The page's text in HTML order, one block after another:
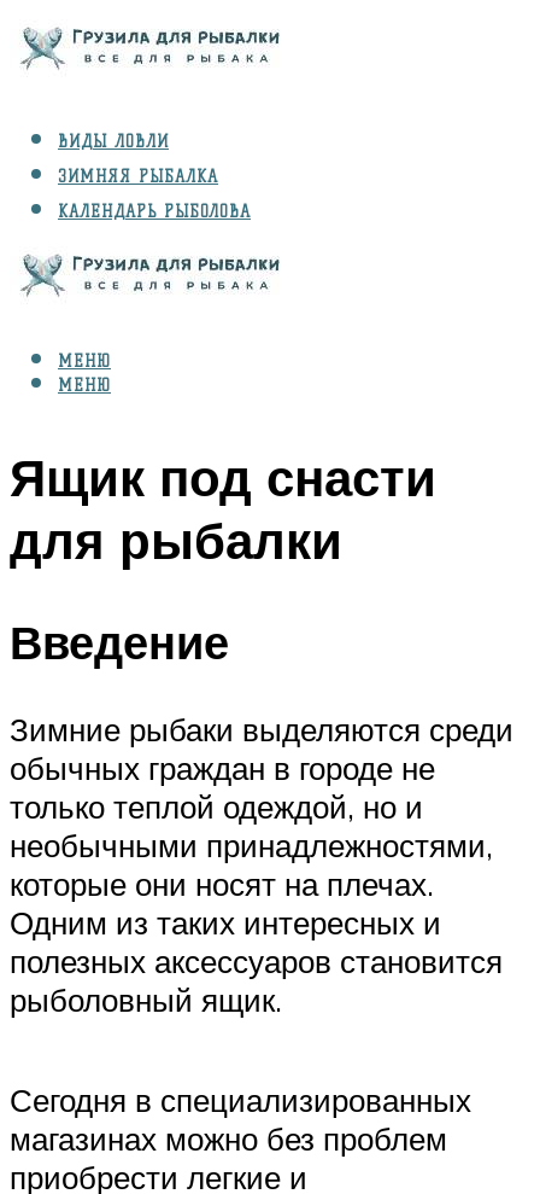
ВИДЫ ЛОВЛИ
ЗИМНЯЯ РЫБАЛКА
КАЛЕНДАРЬ РЫБОЛОВА
СНАРЯЖЕНИЕ
МЕНЮ
МЕНЮ
Ящик под снасти
для рыбалки
Введение
Зимние рыбаки выделяются среди
обычных граждан в городе не
только теплой одеждой, но и
необычными принадлежностями,
которые они носят на плечах.
Одним из таких интересных и
полезных аксессуаров становится
рыболовный ящик.
Сегодня в специализированных
магазинах можно без проблем
приобрести легкие и